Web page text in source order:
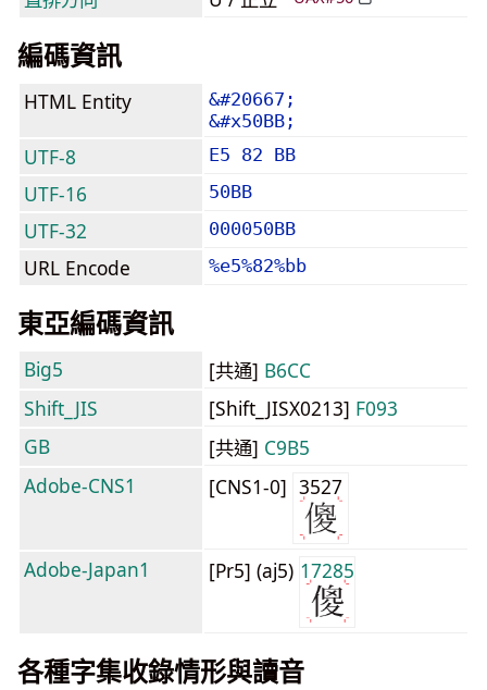
編碼資訊
HTML Entity
&#20667;
&#x50BB;
UTF-8 E5 82 BB
UTF-16 50BB
UTF-32 000050BB
URL Encode %e5%82%bb
東亞編碼資訊
Big5 [共通] B6CC
Shift_JIS
[Shift_JISX0213] F093
GB
[共通] C9B5
Adobe-CNS1
[CNS1-0] 3527
Adobe-Japan1 [Pr5] (aj5) 17285
各種字集收錄情形與讀音